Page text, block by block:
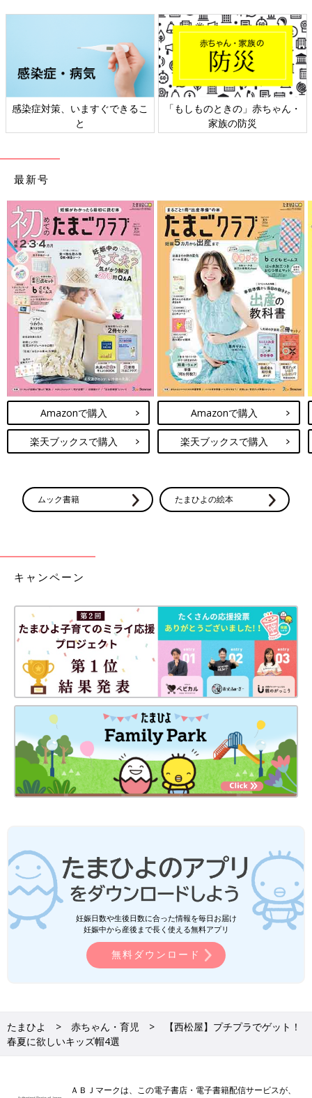
感染症対策、いますぐできるこ
と
「もしものときの」赤ちゃん・
家族の防災
最新号
Amazonで購入
楽天ブックスで購入
Amazonで購入
楽天ブックスで購入
ムック書籍 たまひよの絵本
キャンペーン
妊娠日数や生後日数に合った情報を毎日お届け
妊娠中から産後まで長く使える無料アプリ
無料ダウンロード
たまひよ 赤ちゃん・育児
【西松屋】プチプラでゲット！
春夏に欲しいキッズ帽4選
ＡＢＪマークは、この電子書店・電子書籍配信サービスが、